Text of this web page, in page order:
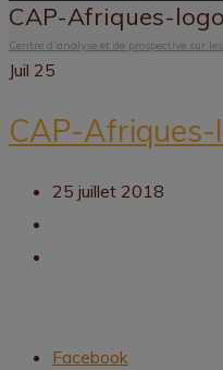
CAP-Afriques-
Centre d’analyse et de prospective sur
Juil 25
CAP-Afriques-
25 juillet 2018
Facebook